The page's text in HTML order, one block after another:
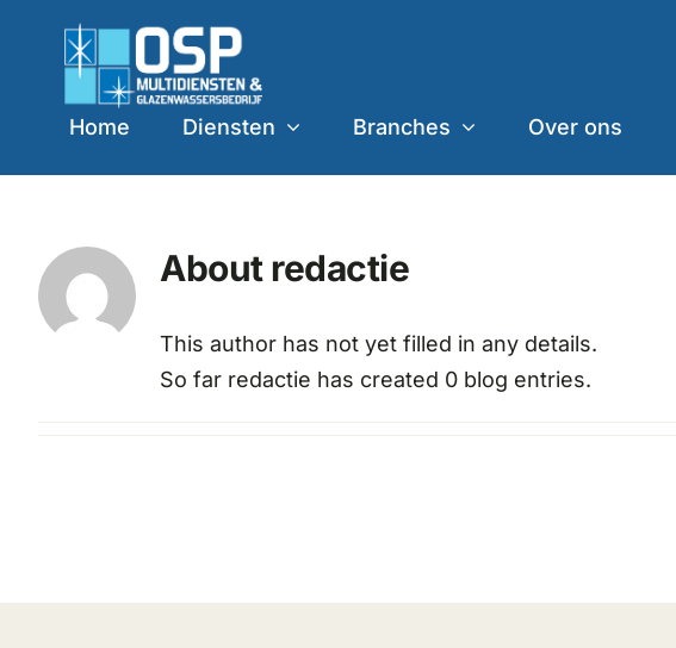
Home
Diensten Branches Over ons
Aboutredactie
This author has not yet filled in any details.
So far redactie has created 0 blog entries.